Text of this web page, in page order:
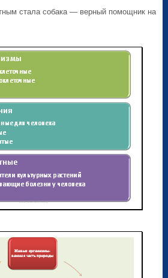
стала собака — верный помощник на